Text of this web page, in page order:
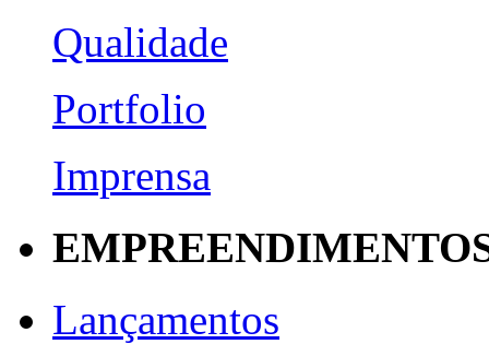
Qualidade
Portfolio
Imprensa
Lançamentos